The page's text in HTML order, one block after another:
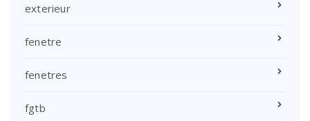
exterieur
fenetre
fenetres
fgtb